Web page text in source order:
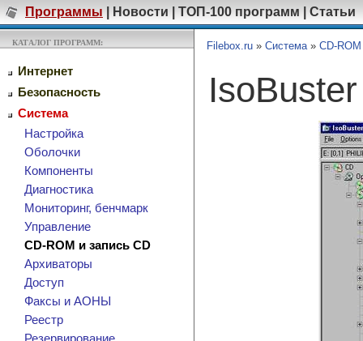
Программы Новости ТОП-100 программ Статьи
КАТАЛОГ ПРОГРАММ:
Интернет
Безопасность
Система
Настройка
Оболочки
Компоненты
Диагностика
Мониторинг, бенчмарк
Управление
CD-ROM и запись CD
Архиваторы
Доступ
Факсы и АОНЫ
Реестр
Filebox.ru » Система» CD-